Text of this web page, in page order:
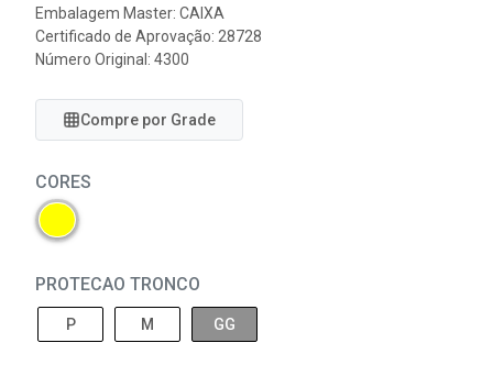
Embalagem Master: CAIXA
Certificado de Aprovação: 28728
Número Original: 4300
Compre por Grade
CORES
PROTECAO TRONCO
P M GG